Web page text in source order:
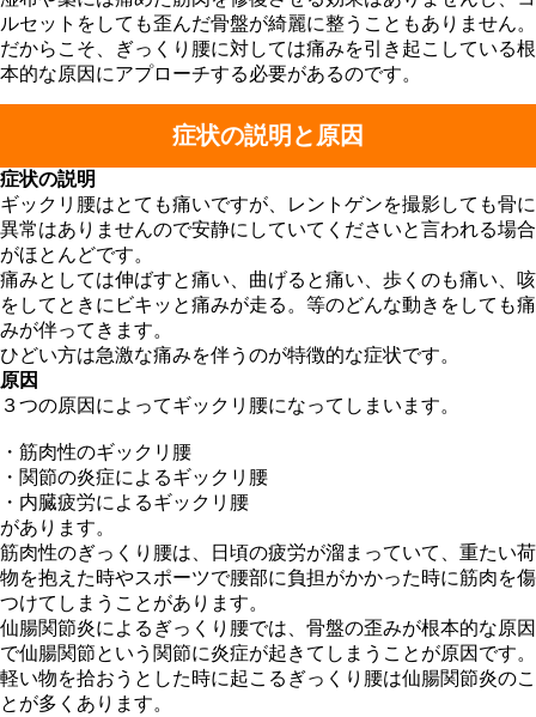
ルセットをしても歪んだ骨盤が綺麗に整うこともありません。
だからこそ、ぎっくり腰に対しては痛みを引き起こしている根
本的な原因にアプローチする必要があるのです。
症状の説明と原因
症状の説明
ギックリ腰はとても痛いですが、レントゲンを撮影しても骨に
異常はありませんので安静にしていてくださいと言われる場合
がほとんどです。
痛みとしては伸ばすと痛い、曲げると痛い、歩くのも痛い、咳
をしてときにビキッと痛みが走る。等のどんな動きをしても痛
みが伴ってきます。
ひどい方は急激な痛みを伴うのが特徴的な症状です。
原因
３つの原因によってギックリ腰になってしまいます。
・筋肉性のギックリ腰
・関節の炎症によるギックリ腰
・内臓疲労によるギックリ腰
があります。
筋肉性のぎっくり腰は、日頃の疲労が溜まっていて、重たい荷
物を抱えた時やスポーツで腰部に負担がかかった時に筋肉を傷
つけてしまうことがあります。
仙腸関節炎によるぎっくり腰では、骨盤の歪みが根本的な原因
で仙腸関節という関節に炎症が起きてしまうことが原因です。
軽い物を拾おうとした時に起こるぎっくり腰は仙腸関節炎のこ
とが多くあります。